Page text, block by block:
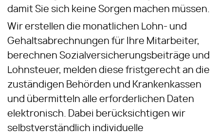
damit Sie sich keine Sorgen machen müssen.
Wir erstellen die monatlichen Lohn- und
Gehaltsabrechnungen für Ihre Mitarbeiter,
berechnen Sozialversicherungsbeiträge und
Lohnsteuer, melden diese fristgerecht an die
zuständigen Behörden und Krankenkassen
und übermitteln alle erforderlichen Daten
elektronisch. Dabei berücksichtigen wir
selbstverständlich individuelle